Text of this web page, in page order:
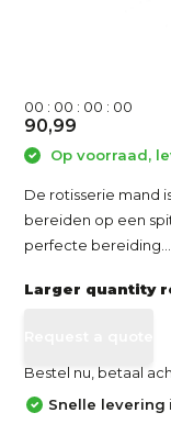
00 : 00 : 00 : 00
90,99
Op voorraad,
De rotisserie mand
bereiden op een
perfecte
Larger quantity
Bestel nu, betaal
Snelle levering